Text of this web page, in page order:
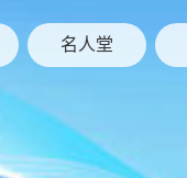
名人堂